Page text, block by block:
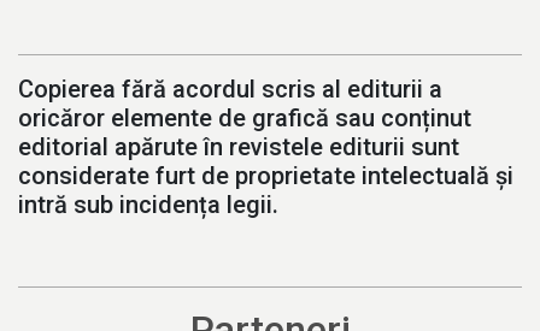
Copierea fără acordul scris al editurii a
oricăror elemente de grafică sau conținut
editorial apărute în revistele editurii sunt
considerate furt de proprietate intelectuală și
intră sub incidența legii.